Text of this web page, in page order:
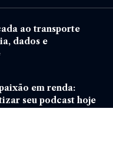
ao transporte
dados e
em renda:
seu podcast hoje